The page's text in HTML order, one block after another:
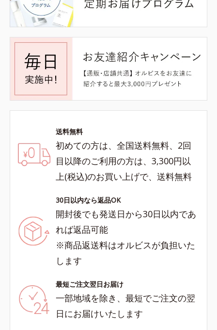
送料無料
初めての方は、全国送料無料、2回
目以降のご利用の方は、3,300円以
上(税込)のお買い上げで、送料無料
30日以内なら返品OK
開封後でも発送日から30日以内であ
れば返品可能
※商品返送料はオルビスが負担いた
します
最短ご注文翌日お届け
一部地域を除き、最短でご注文の翌
日にお届けいたします